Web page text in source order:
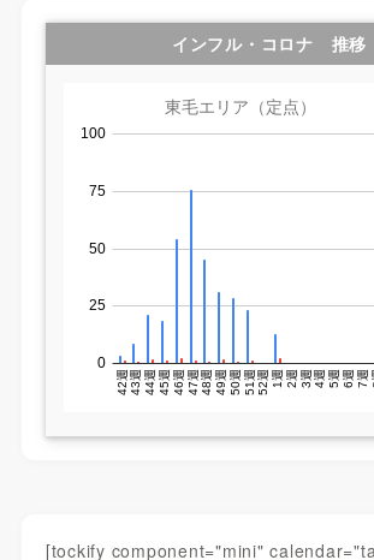
インフル・コロナ 推移
[tockify component="mini"